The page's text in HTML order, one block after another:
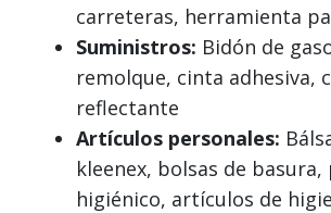
carreteras, herramienta
Suministros: Bidón de
remolque, cinta adhesiva,
reflectante
Artículos personales:
kleenex, bolsas de basura,
higiénico, artículos de